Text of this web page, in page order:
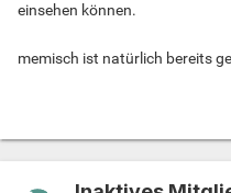
einsehen können.
memisch ist natürlich bereits